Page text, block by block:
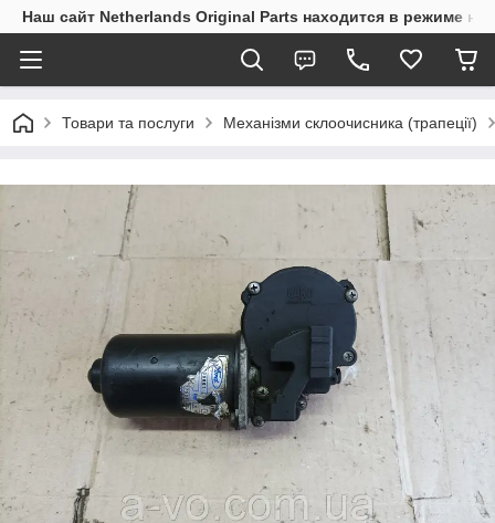
Наш сайт Netherlands Original Parts находится в режиме
Товари та послуги Механізми склоочисника (трапеції)